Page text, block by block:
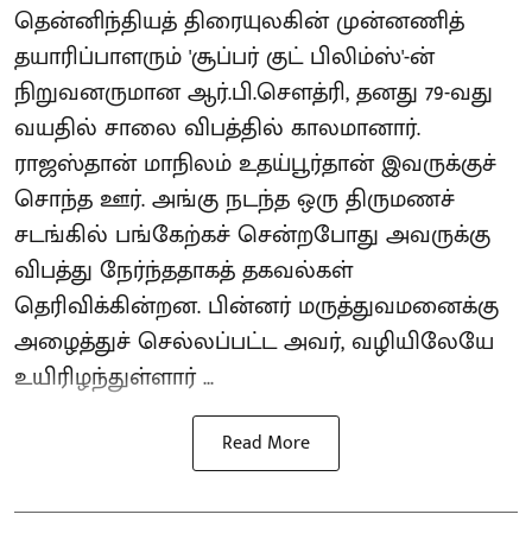
தென்னிந்தியத் திரையுலகின் முன்னணித்
தயாரிப்பாளரும் 'சூப்பர் குட் பிலிம்ஸ்'-ன்
நிறுவனருமான ஆர்.பி.சௌத்ரி, தனது 79-வது
வயதில் சாலை விபத்தில் காலமானார்.
ராஜஸ்தான் மாநிலம் உதய்பூர்தான் இவருக்குச்
சொந்த ஊர். அங்கு நடந்த ஒரு திருமணச்
சடங்கில் பங்கேற்கச் சென்றபோது அவருக்கு
விபத்து நேர்ந்ததாகத் தகவல்கள்
தெரிவிக்கின்றன. பின்னர் மருத்துவமனைக்கு
அழைத்துச் செல்லப்பட்ட அவர், வழியிலேயே
உயிரிழந்துள்ளார் ...
Read More